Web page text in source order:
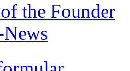
the Founder